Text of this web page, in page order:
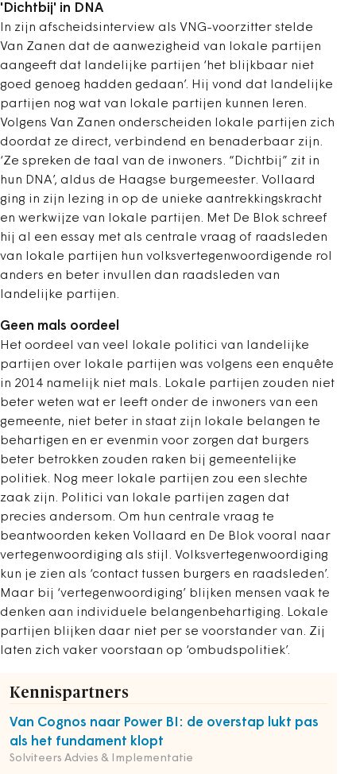
'Dichtbij' in DNA
In zijn afscheidsinterview als VNG-voorzitter stelde
Van Zanen dat de aanwezigheid van lokale partijen
aangeeft dat landelijke partijen ‘het blijkbaar niet
goed genoeg hadden gedaan’. Hij vond dat landelijke
partijen nog wat van lokale partijen kunnen leren.
Volgens Van Zanen onderscheiden lokale partijen zich
doordat ze direct, verbindend en benaderbaar zijn.
‘Ze spreken de taal van de inwoners. “Dichtbij” zit in
hun DNA’, aldus de Haagse burgemeester. Vollaard
ging in zijn lezing in op de unieke aantrekkingskracht
en werkwijze van lokale partijen. Met De Blok schreef
hij al een essay met als centrale vraag of raadsleden
van lokale partijen hun volksvertegenwoordigende rol
anders en beter invullen dan raadsleden van
landelijke partijen.
Geen mals oordeel
Het oordeel van veel lokale politici van landelijke
partijen over lokale partijen was volgens een enquête
in 2014 namelijk niet mals. Lokale partijen zouden niet
beter weten wat er leeft onder de inwoners van een
gemeente, niet beter in staat zijn lokale belangen te
behartigen en er evenmin voor zorgen dat burgers
beter betrokken zouden raken bij gemeentelijke
politiek. Nog meer lokale partijen zou een slechte
zaak zijn. Politici van lokale partijen zagen dat
precies andersom. Om hun centrale vraag te
beantwoorden keken Vollaard en De Blok vooral naar
vertegenwoordiging als stijl. Volksvertegenwoordiging
kun je zien als ‘contact tussen burgers en raadsleden’.
Maar bij ‘vertegenwoordiging’ blijken mensen vaak te
denken aan individuele belangenbehartiging. Lokale
partijen blijken daar niet per se voorstander van. Zij
laten zich vaker voorstaan op ‘ombudspolitiek’.
Kennispartners
Van Cognos naar Power BI: de overstap lukt pas
als het fundament klopt
Solviteers Advies & Implementatie